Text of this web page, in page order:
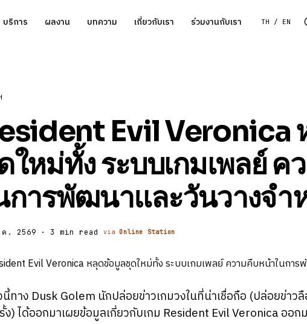
บริการ ผลงาน บทความ เกี่ยวกับเรา ร่วมงานกับเรา TH / EN
Evil Veronica
ใหม่ทั้ง ระบบเกมเพลย์
การพัฒนาและวันวางจำ
. 2569 · 3 min read viaOnline Station
นี้ทาง Dusk Golem นักปล่อยข่าวเกมวงในที่น่าเชื่อถือ (ปล่อยข่าว
ง) ได้ออกมาเผยข้อมูลเกี่ยวกับเกม Resident Evil Veronica ออ